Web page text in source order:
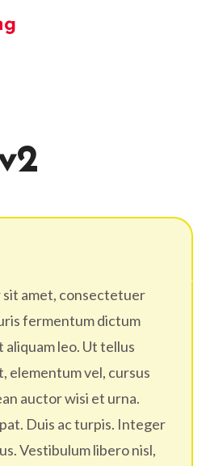
sit amet, consectetuer
fermentum dictum
aliquam leo. Ut tellus
elementum vel, cursus
auctor wisi et urna.
Duis ac turpis. Integer
Vestibulum libero nisl,